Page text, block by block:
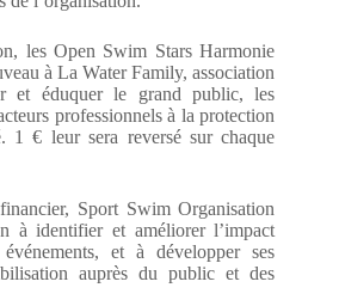
les Open Swim Stars Harmonie
à La Water Family, association
et éduquer le grand public, les
professionnels à la protection
1 € leur sera reversé sur chaque
Sport Swim Organisation
à identifier et améliorer l’impact
et à développer ses
auprès du public et des